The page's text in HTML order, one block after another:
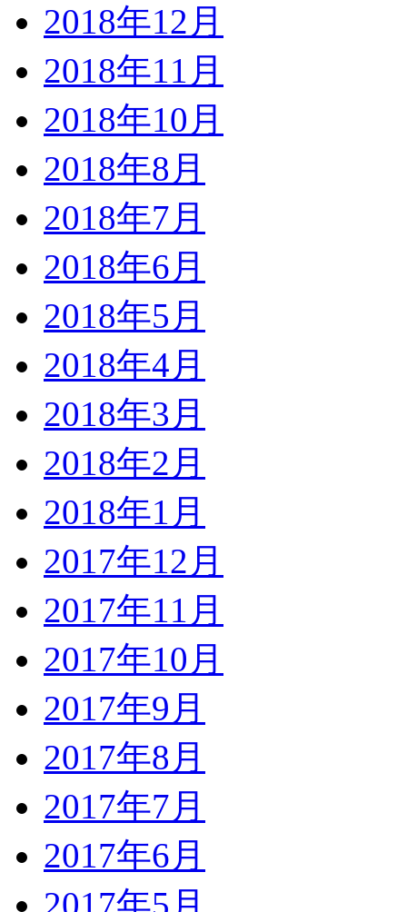
2018年12月
2018年11月
2018年10月
2018年8月
2018年7月
2018年6月
2018年5月
2018年4月
2018年3月
2018年2月
2018年1月
2017年12月
2017年11月
2017年10月
2017年9月
2017年8月
2017年7月
2017年6月